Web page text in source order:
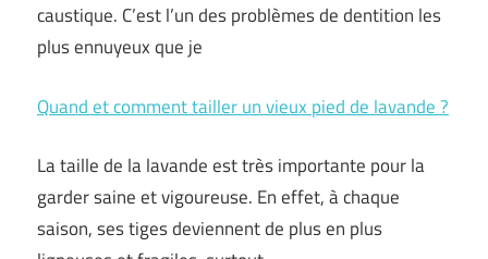
caustique. C’est l’un des problèmes de dentition les
plus ennuyeux que je
Quand et comment tailler un vieux pied de lavande ?
La taille de la lavande est très importante pour la
garder saine et vigoureuse. En effet, à chaque
saison, ses tiges deviennent de plus en plus